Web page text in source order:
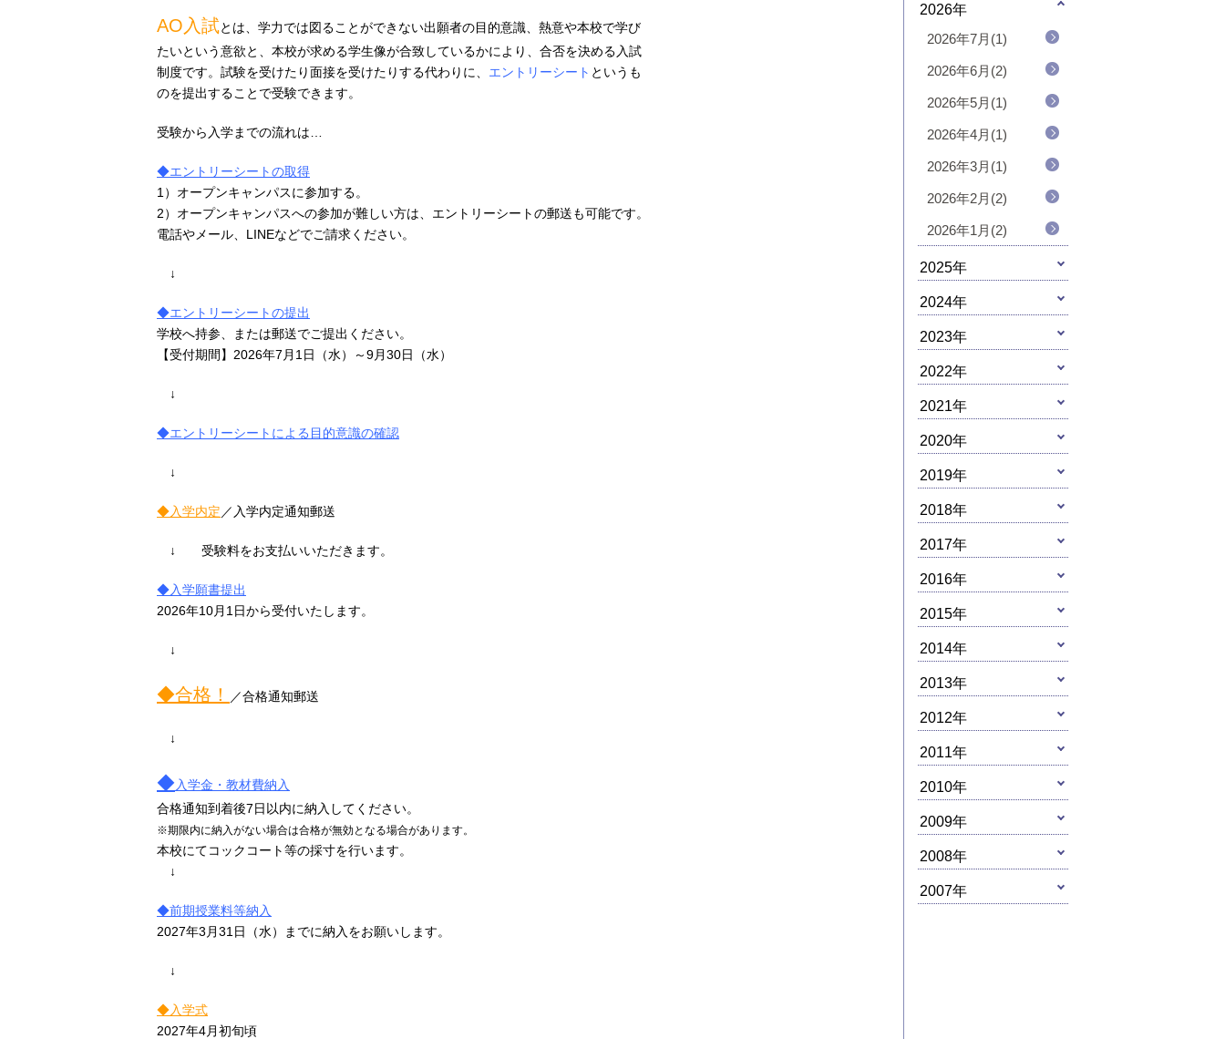
AO入試とは、学力では図ることができない出願者の目的意識、熱意や本校で学び
たいという意欲と、本校が求める学生像が合致しているかにより、合否を決める入試
制度です。試験を受けたり面接を受けたりする代わりに、 エントリーシート というも
のを提出することで受験できます。
受験から入学までの流れは…
◆エントリーシートの取得
1）オープンキャンパスに参加する。
2）オープンキャンパスへの参加が難しい方は、エントリーシートの郵送も可能です。
電話やメール、 LINEなどでご請求ください。
↓
◆エントリーシートの提出
学校へ持参、または郵送でご提出ください。
【受付期間】2026年7月1日（水）～9月30日（水）
↓
◆エントリーシートによる目的意識の確認
↓
◆入学内定 ／入学内定通知郵送
↓ 受験料をお支払いいただきます。
◆入学願書提出
2026年10月 1 日から受付いたします。
↓
◆合格！ ／合格通知郵送
↓
◆入学金・教材費納入
合格通知到着後7日以内に納入してください。
※期限内に納入がない場合は合格が無効となる場合があります。
本校にてコックコート等の採寸を行います。
↓
◆前期授業料等納入
2027年3 月31 日（水）までに納入をお願いします。
↓
◆入学式
2027年4月初旬頃
2026年
2026年7月(1)
2026年6月(2)
2026年5月(1)
2026年4月(1)
2026年3月(1)
2026年2月(2)
2026年1月(2)
2025年
2024年
2023年
2022年
2021年
2020年
2019年
2018年
2017年
2016年
2015年
2014年
2013年
2012年
2011年
2010年
2009年
2008年
2007年